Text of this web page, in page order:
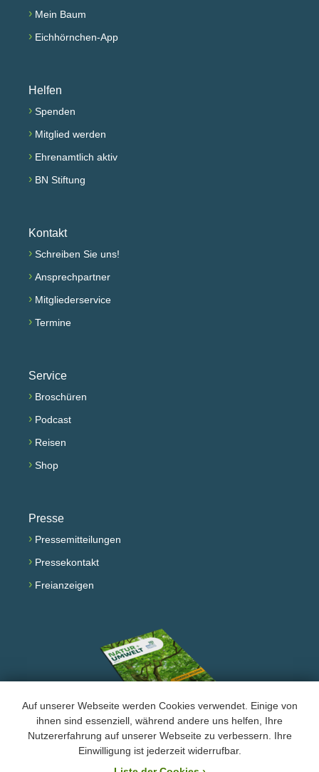
Auf unserer Webseite werden Cookies verwendet. Einige von
ihnen sind essenziell, während andere uns helfen, Ihre
Nutzererfahrung auf unserer Webseite zu verbessern. Ihre
Einwilligung ist jederzeit widerrufbar.
› Mein Baum
› Eichhörnchen-App
Helfen
› Spenden
› Mitglied werden
› Ehrenamtlich aktiv
› BN Stiftung
Kontakt
› Schreiben Sie uns!
› Ansprechpartner
› Mitgliederservice
› Termine
Service
› Broschüren
› Podcast
› Reisen
› Shop
Presse
› Pressemitteilungen
› Pressekontakt
› Freianzeigen
FacebookInstagramYouTube